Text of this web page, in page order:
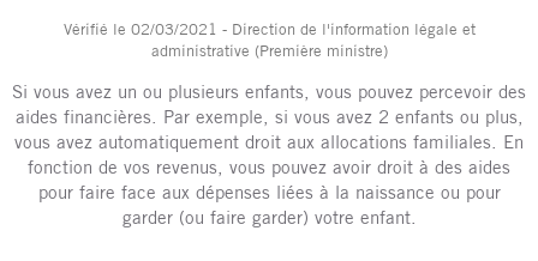
Vérifié le 02/03/2021 - Direction de l'information légale et
administrative (Première ministre)
Si vous avez un ou plusieurs enfants, vous pouvez percevoir des
aides financières. Par exemple, si vous avez 2 enfants ou plus,
vous avez automatiquement droit aux allocations familiales. En
fonction de vos revenus, vous pouvez avoir droit à des aides
pour faire face aux dépenses liées à la naissance ou pour
garder (ou faire garder) votre enfant.